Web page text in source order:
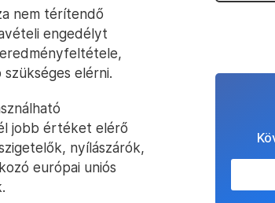
nem térítendő
engedélyt
elérni.
jobb értéket elérő
nyílászárók,
európai uniós